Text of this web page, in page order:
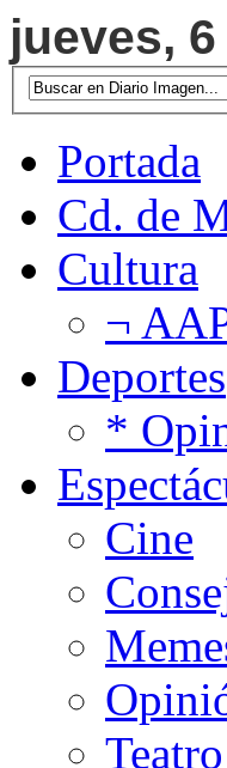
jueves,
Portada
Cd. de
Cultura
¬
Deportes
*
Cine
Teatro